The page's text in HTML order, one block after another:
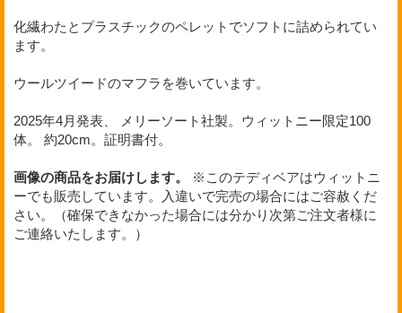
化繊わたとプラスチックのペレットでソフトに詰められてい
ます。
ウールツイードのマフラを巻いています。
2025年4月発表、 メリーソート社製。ウィットニー限定100
体。 約20cm。証明書付。
画像の商品をお届けします。
※このテディベアはウィットニ
ーでも販売しています。入違いで完売の場合にはご容赦くだ
さい。（確保できなかった場合には分かり次第ご注文者様に
ご連絡いたします。）